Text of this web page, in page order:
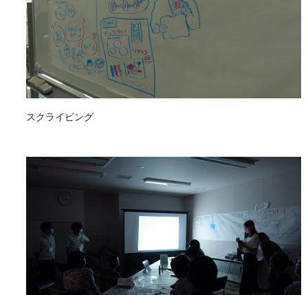
スクライビング